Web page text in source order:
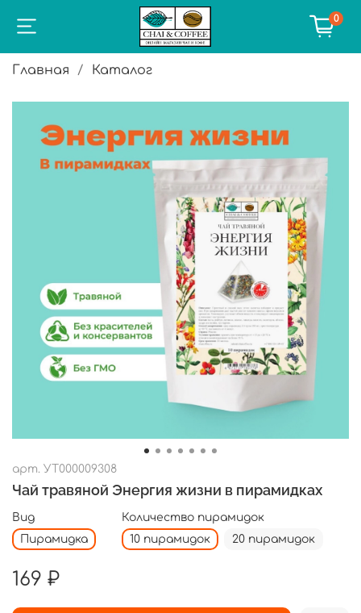
0
Главная Каталог
арт. УТ000009308
Чай травяной Энергия жизни в пирамидках
Вид
Пирамидка
Количество пирамидок
10 пирамидок
20 пирамидок
169 ₽